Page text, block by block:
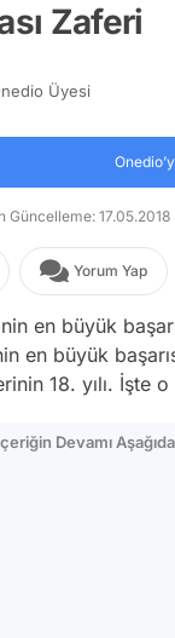
Zaferi
Üyesi
Güncelleme: 17.05.2018
Yorum Yap
en büyük
en büyük
18. yılı. İşte
Devamı Aşağıda